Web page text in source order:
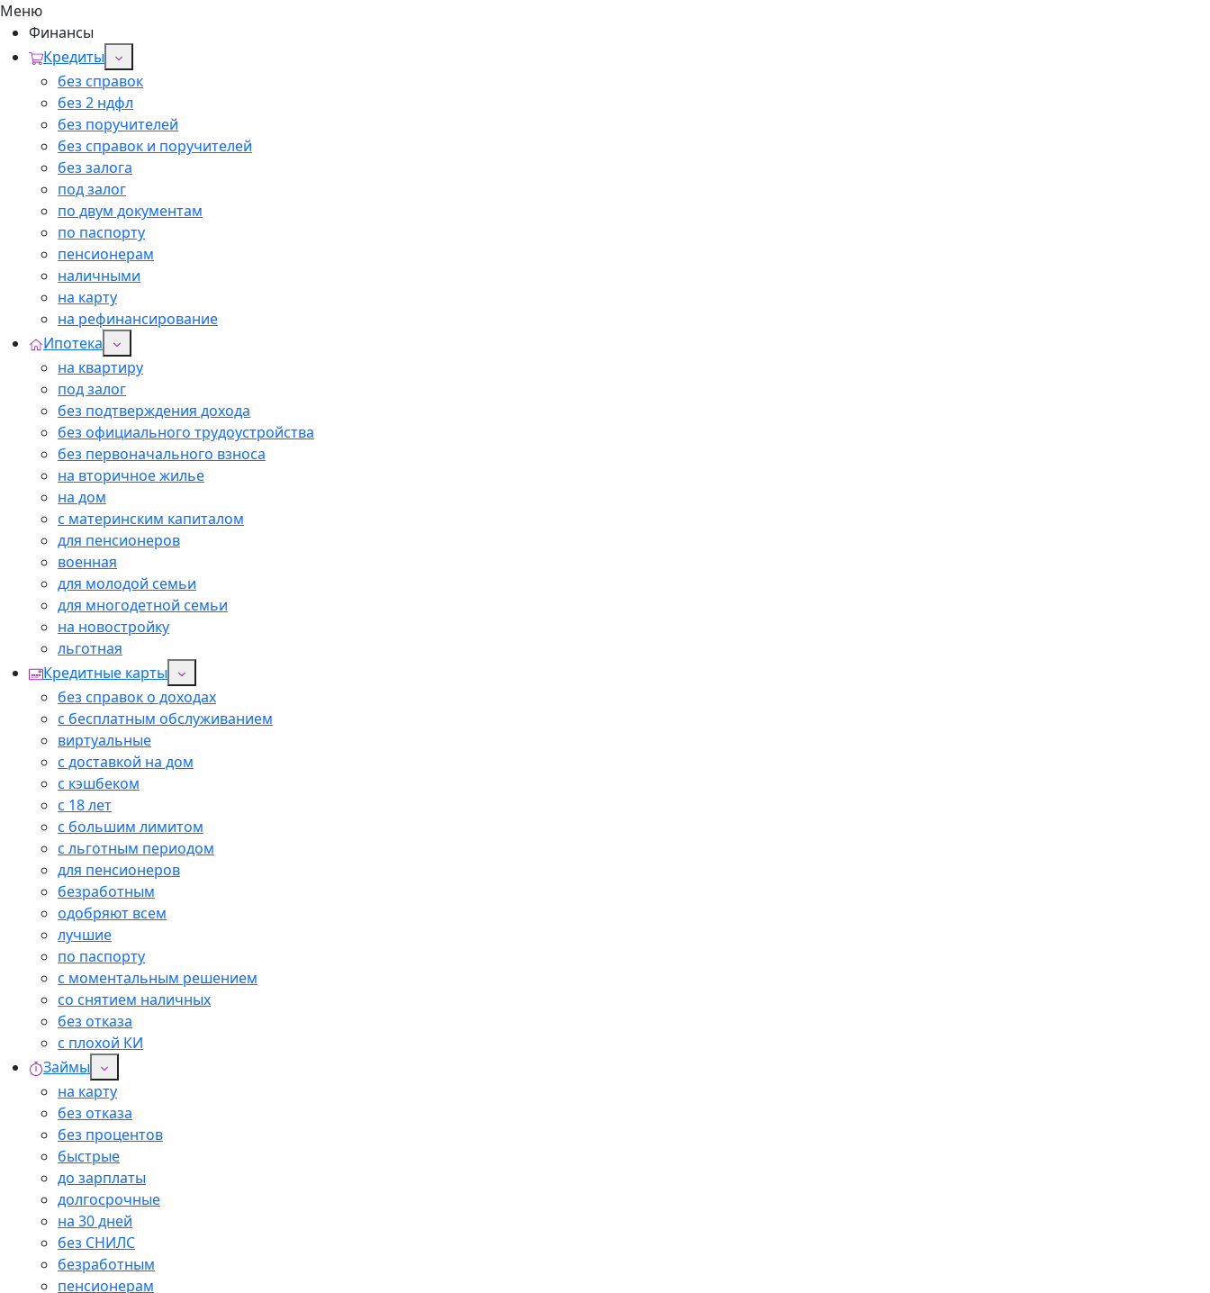
Меню
Финансы
Кредиты
без справок
без 2 ндфл
без поручителей
без справок и поручителей
без залога
под залог
по двум документам
по паспорту
пенсионерам
наличными
на карту
на рефинансирование
Ипотека
на квартиру
под залог
без подтверждения дохода
без официального трудоустройства
без первоначального взноса
на вторичное жилье
на дом
с материнским капиталом
для пенсионеров
военная
для молодой семьи
для многодетной семьи
на новостройку
льготная
Кредитные карты
без справок о доходах
с бесплатным обслуживанием
виртуальные
с доставкой на дом
с кэшбеком
с 18 лет
с большим лимитом
с льготным периодом
для пенсионеров
безработным
одобряют всем
лучшие
по паспорту
с моментальным решением
со снятием наличных
без отказа
с плохой КИ
Займы
на карту
без отказа
без процентов
быстрые
до зарплаты
долгосрочные
на 30 дней
без СНИЛС
безработным
пенсионерам